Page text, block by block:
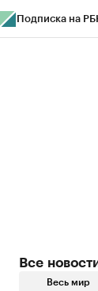
Подписка на
Все
Весь мир